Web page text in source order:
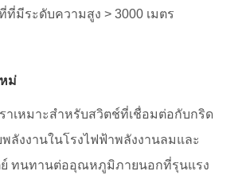
มีระดับความสูง > 3000 เมตร
ม่
ราเหมาะสำหรับสวิตช์ที่เชื่อมต่อกับกริด
ลังงานในโรงไฟฟ้าพลังงานลมและ
ย์ ทนทานต่ออุณหภูมิภายนอกที่รุนแรง